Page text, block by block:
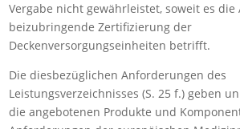
Vergabe nicht gewährleistet, soweit es
beizubringende Zertifizierung der
Deckenversorgungseinheiten betrifft.
Die diesbezüglichen Anforderungen des
Leistungsverzeichnisses (S. 25 f.) geben
die angebotenen Produkte und